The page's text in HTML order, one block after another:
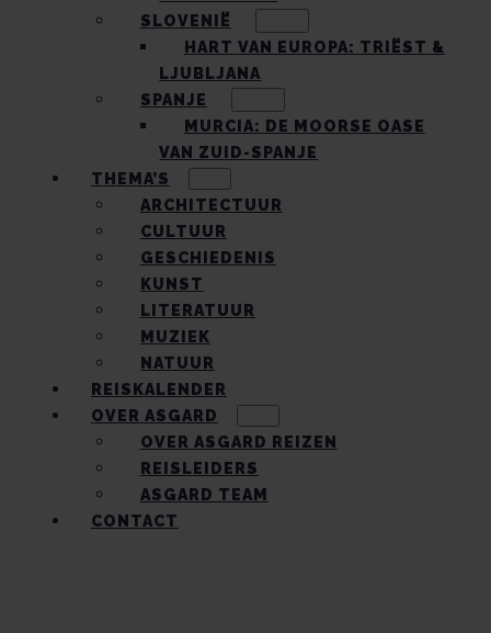
SLOVENIË
HART VAN EUROPA: TRIËST &
LJUBLJANA
SPANJE
MURCIA: DE MOORSE OASE
VAN ZUID-SPANJE
THEMA’S
ARCHITECTUUR
CULTUUR
GESCHIEDENIS
KUNST
LITERATUUR
MUZIEK
NATUUR
REISKALENDER
OVER ASGARD
OVER ASGARD REIZEN
REISLEIDERS
ASGARD TEAM
CONTACT